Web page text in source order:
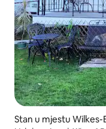
Stan u mjestu Wilkes-